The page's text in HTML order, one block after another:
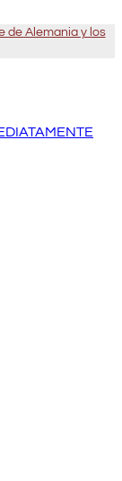
de Alemania y los